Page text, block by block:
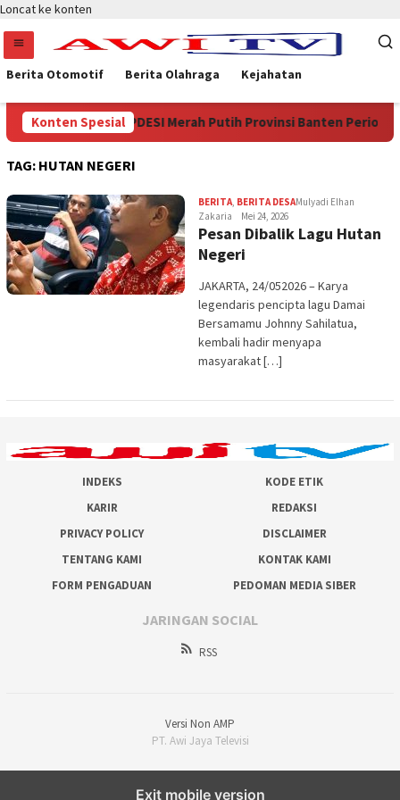
Loncat ke konten
Berita Otomotif Berita Olahraga Kejahatan
Konten Spesial
Ketua DPD APDESI Merah Putih Provinsi Banten Periode
TAG: HUTAN NEGERI
BERITA, BERITA DESAMulyadi Elhan
Zakaria
Mei 24, 2026
Pesan Dibalik Lagu Hutan
Negeri
JAKARTA, 24/052026 – Karya
legendaris pencipta lagu Damai
Bersamamu Johnny Sahilatua,
kembali hadir menyapa
masyarakat […]
INDEKS
KODE ETIK
KARIR
REDAKSI
PRIVACY POLICY
DISCLAIMER
TENTANG KAMI
KONTAK KAMI
FORM PENGADUAN
PEDOMAN MEDIA SIBER
JARINGAN SOCIAL
RSS
Versi Non AMP
PT. Awi Jaya Televisi
Exit mobile version